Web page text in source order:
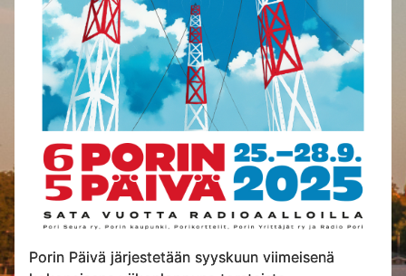
Porin Päivä järjestetään syyskuun viimeisenä